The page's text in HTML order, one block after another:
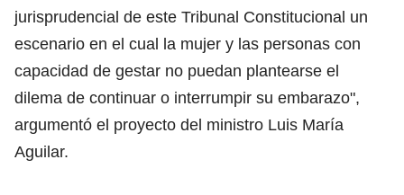
jurisprudencial de este Tribunal Constitucional un
escenario en el cual la mujer y las personas con
capacidad de gestar no puedan plantearse el
dilema de continuar o interrumpir su embarazo",
argumentó el proyecto del ministro Luis María
Aguilar.